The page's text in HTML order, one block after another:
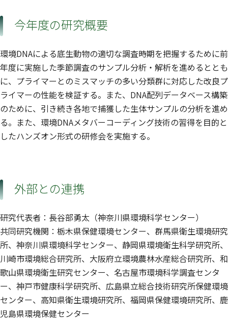
今年度の研究概要
環境DNAによる底生動物の適切な調査時期を把握するために前
年度に実施した季節調査のサンプル分析・解析を進めるととも
に、プライマーとのミスマッチの多い分類群に対応した改良プ
ライマーの性能を検証する。また、DNA配列データベース構築
のために、引き続き各地で捕獲した生体サンプルの分析を進め
る。また、環境DNAメタバーコーディング技術の習得を目的と
したハンズオン形式の研修会を実施する。
外部との連携
研究代表者：長谷部勇太（神奈川県環境科学センター）
共同研究機関：栃木県保健環境センター、群馬県衛生環境研究
所、神奈川県環境科学センター、静岡県環境衛生科学研究所、
川崎市環境総合研究所、大阪府立環境農林水産総合研究所、和
歌山県環境衛生研究センター、名古屋市環境科学調査センタ
ー、神戸市健康科学研究所、広島県立総合技術研究所保健環境
センター、高知県衛生環境研究所、福岡県保健環境研究所、鹿
児島県環境保健センター